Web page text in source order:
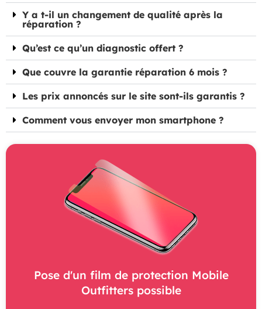
Y a t-il un changement de qualité après la
réparation ?
Qu’est ce qu’un diagnostic offert ?
Que couvre la garantie réparation 6 mois ?
Les prix annoncés sur le site sont-ils garantis ?
Comment vous envoyer mon smartphone ?
Pose d'un film de protection Mobile
Outfitters possible